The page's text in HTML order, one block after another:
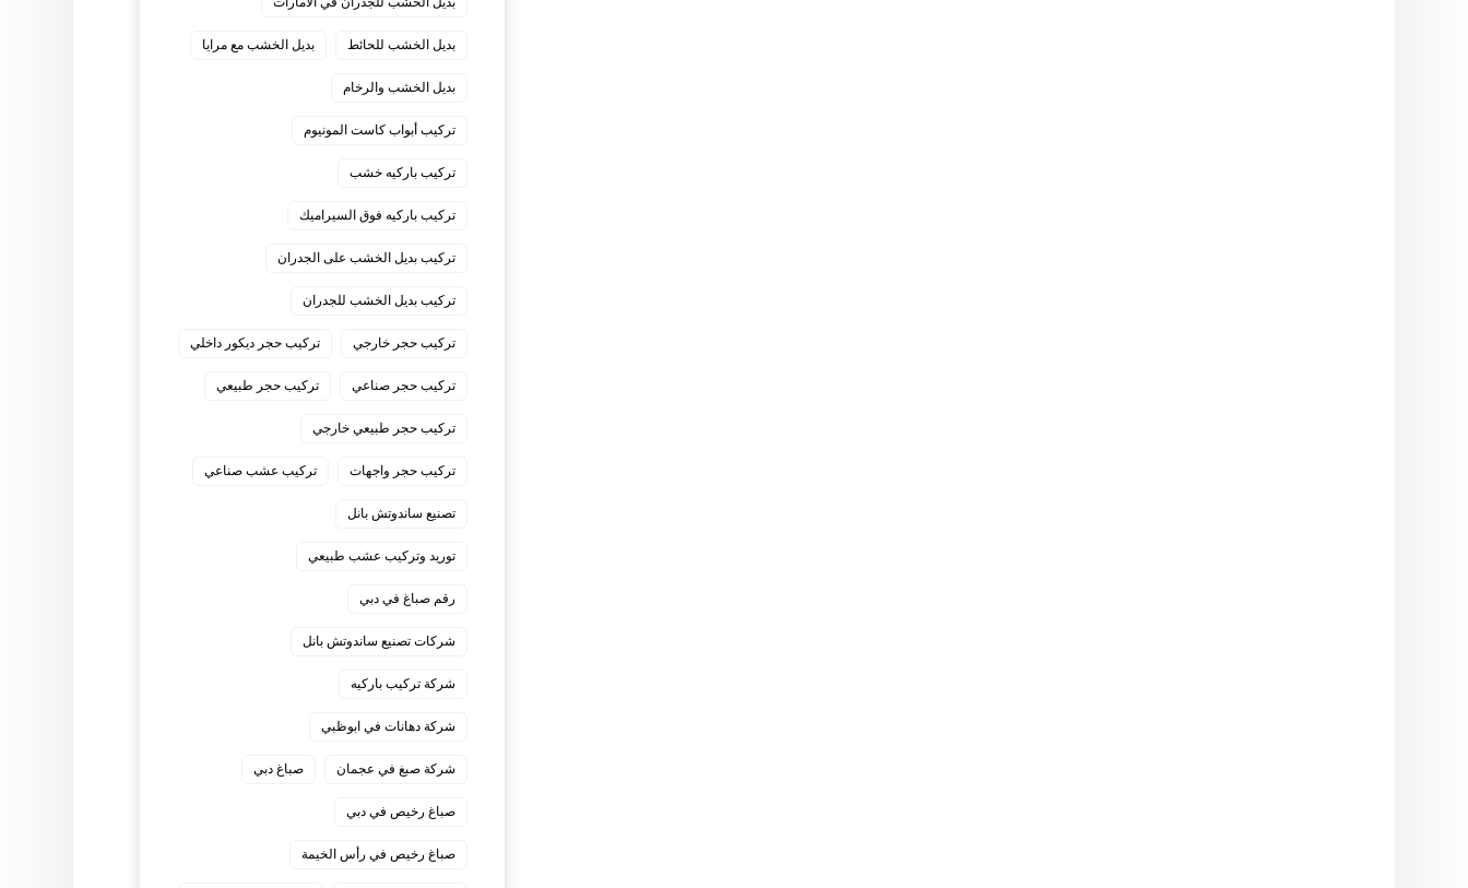
بديل الخشب للحائط بديل الخشب مع مرايا
بديل الخشب والرخام
تركيب أبواب كاست المونيوم
تركيب باركيه خشب
تركيب باركيه فوق السيراميك
تركيب بديل الخشب على الجدران
تركيب بديل الخشب للجدران
تركيب حجر خارجي تركيب حجر ديكور داخلي
تركيب حجر صناعي تركيب حجر طبيعي
تركيب حجر طبيعي خارجي
تركيب حجر واجهات تركيب عشب صناعي
تصنيع ساندوتش بانل
توريد وتركيب عشب طبيعي
رقم صباغ في دبي
شركات تصنيع ساندوتش بانل
شركة تركيب باركيه
شركة دهانات في ابوظبي
شركة صبغ في عجمان صباغ دبي
صباغ رخيص في دبي
صباغ رخيص في رأس الخيمة